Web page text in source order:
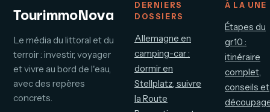
TourimmoNova
Le média du littoral et du
terroir : investir, voyager
et vivre au bord de l'eau,
avec des repères
concrets.
DERNIERS
DOSSIERS
Allemagne en
camping-car :
dormir en
Stellplatz, suivre
la Route
À LA UNE
Étapes du
gr10 :
itinéraire
complet,
conseils et